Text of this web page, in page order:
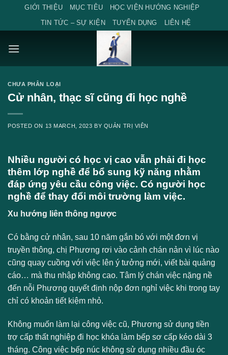
content
GIỚI THIỆU MỤC TIÊU
HỌC VIỆN HƯỚNG NGHIỆP
TIN TỨC – SỰ KIỆN
TUYỂN DỤNG LIÊN HỆ
CHƯA PHÂN LOẠI
Cử nhân, thạc sĩ cũng đi học nghề
POSTED ON 13 MARCH, 2023 BY QUẢN TRỊ VIÊN
Nhiều người có học vị cao vẫn phải đi học
thêm lớp nghề để bổ sung kỹ năng nhằm
đáp ứng yêu cầu công việc. Có người học
nghề để thay đổi môi trường làm việc.
Xu hướng liên thông ngược
Có bằng cử nhân, sau 10 năm gắn bó với một đơn vị
truyền thông, chị Phương rơi vào cảnh chán nản vì lúc nào
cũng quay cuồng với việc lên ý tưởng mới, viết bài quảng
cáo… mà thu nhập không cao. Tâm lý chán việc nặng nề
đến nỗi Phương quyết định nộp đơn nghỉ việc khi trong tay
chỉ có khoản tiết kiệm nhỏ.
Không muốn làm lại công việc cũ, Phương sử dụng tiền
trợ cấp thất nghiệp đi học khóa làm bếp sơ cấp kéo dài 3
tháng. Công việc bếp núc không sử dụng nhiều đầu óc